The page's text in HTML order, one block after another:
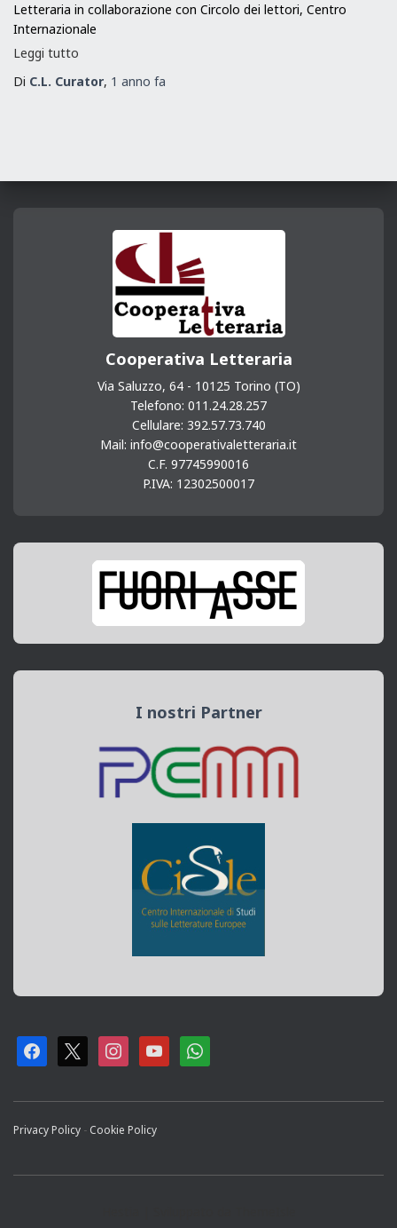
Letteraria in collaborazione con Circolo dei lettori, Centro
Internazionale
Leggi tutto
Di C.L. Curator, 1 anno fa
Cooperativa Letteraria
Via Saluzzo, 64 - 10125 Torino (TO)
Telefono: 011.24.28.257
Cellulare: 392.57.73.740
Mail: info@cooperativaletteraria.it
C.F. 97745990016
P.IVA: 12302500017
I nostri Partner
C
E
S
T
U
T
W
A
Privacy Policy - Cookie Policy